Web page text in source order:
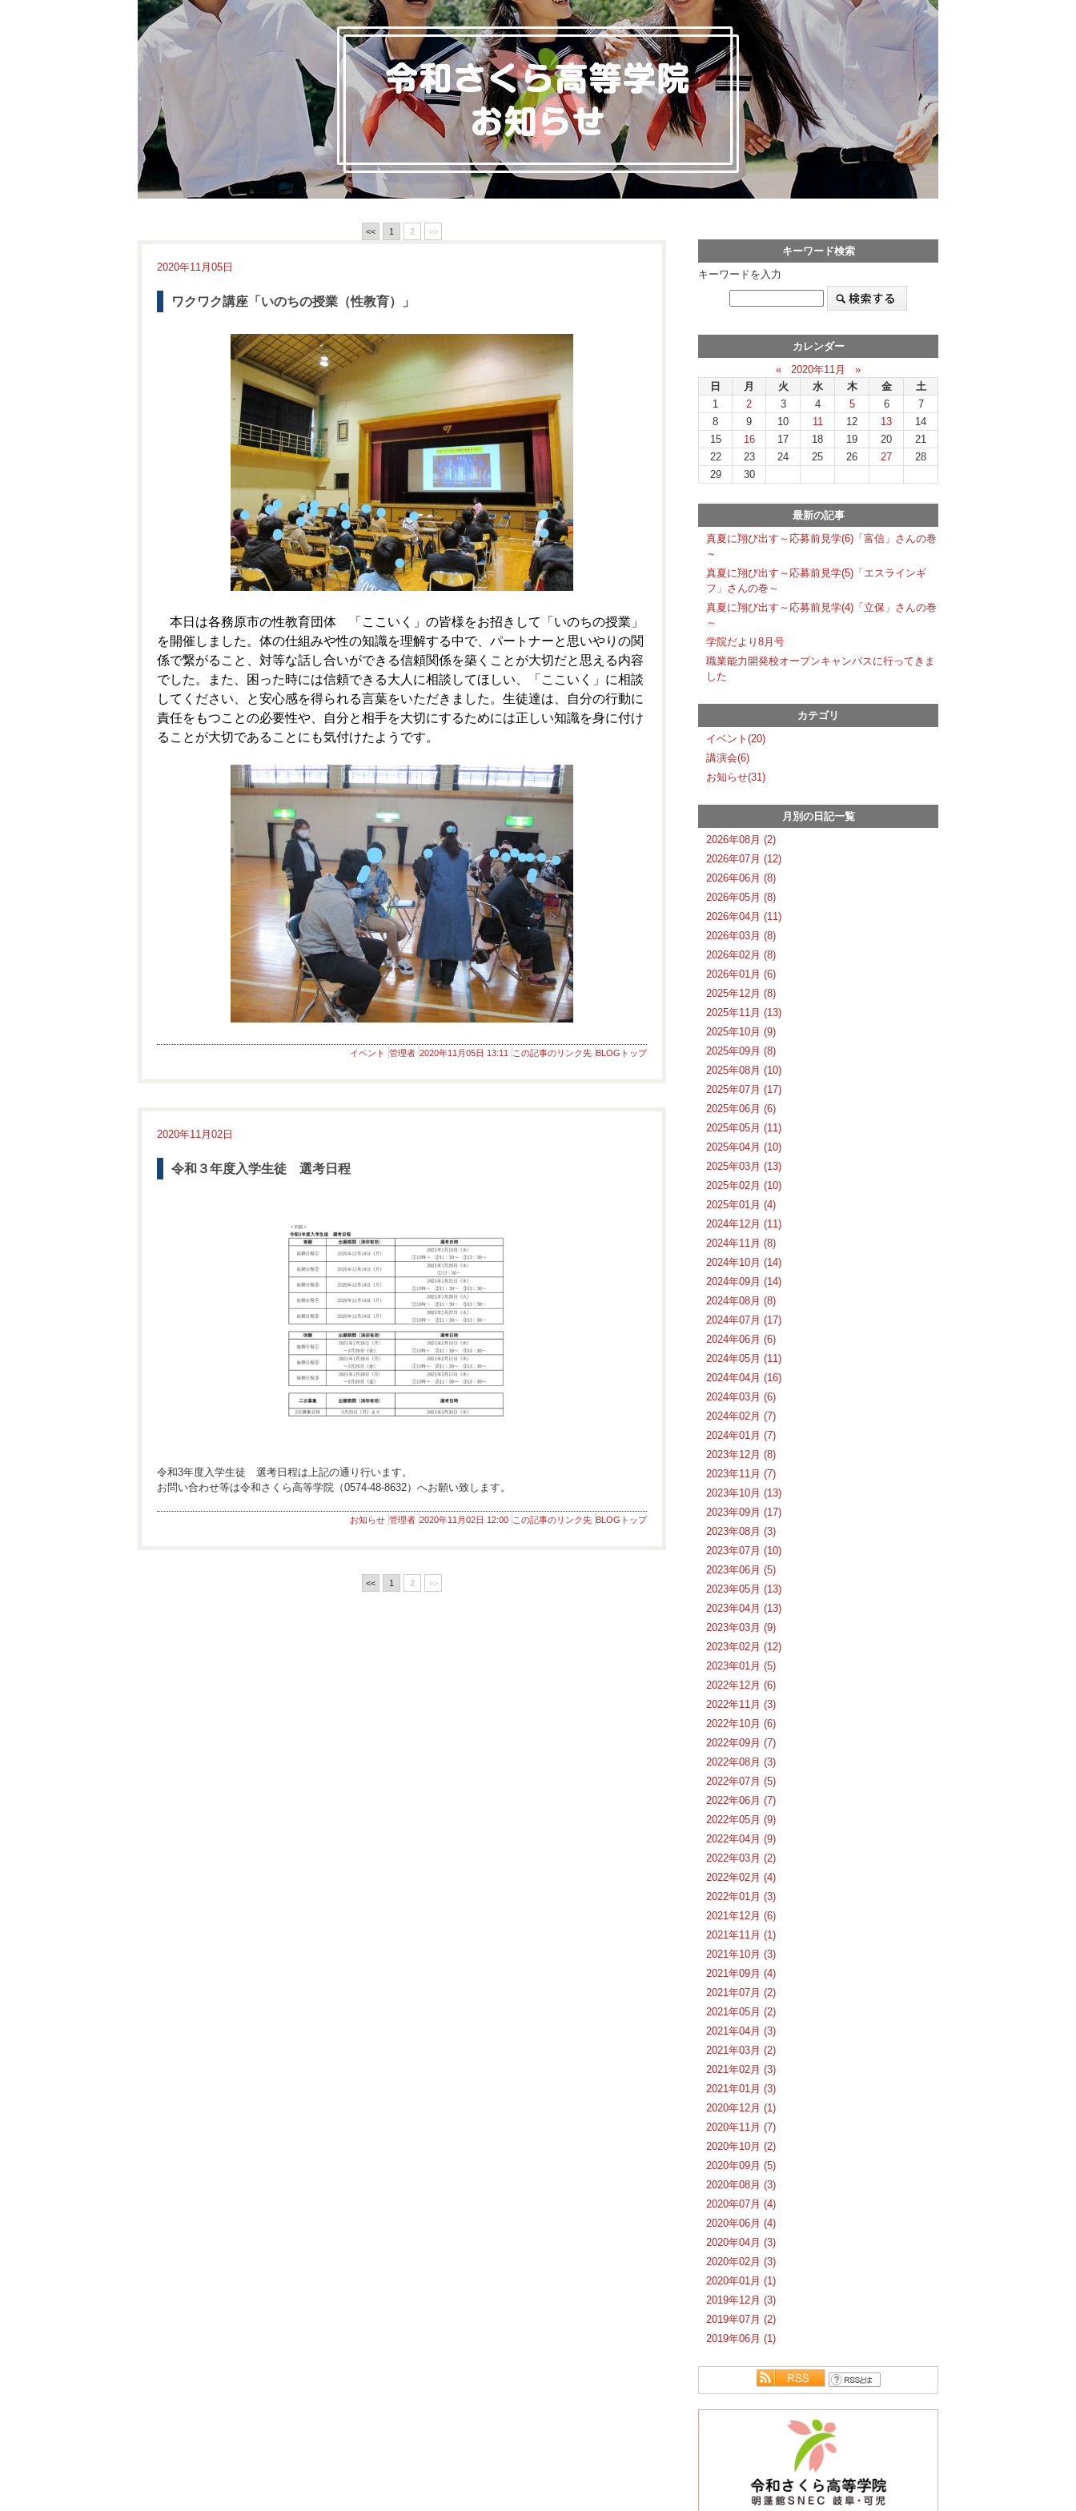
<< 1 2 >>
2020年11月05日
ワクワク講座「いのちの授業（性教育）」
本日は各務原市の性教育団体 「ここいく」の皆様をお招きして「いのちの授業」
を開催しました。 体の仕組みや性の知識を理解する中で、パートナーと思いやりの関
係で繋がること、対等な話し合いができる信頼関係を築くことが大切だと思える内容
でした。また、困った時には信頼できる大人に相談してほしい、「ここいく」に相談
してください、と安心感を得られる言葉をいただきました。生徒達は、自分の行動に
責任をもつことの必要性や、自分と相手を大切にするためには正しい知識を身に付け
ることが大切であることにも気付けたようです。
イベント 管理者 2020年11月05日 13:11 この記事のリンク先 BLOGトップ
2020年11月02日
令和３年度入学生徒 選考日程
令和3年度入学生徒 選考日程は上記の通り行います。
お問い合わせ等は令和さくら高等学院（0574-48-8632）へお願い致します。
お知らせ 管理者 2020年11月02日 12:00 この記事のリンク先 BLOGトップ
<< 1 2 >>
キーワード検索
キーワードを入力
カレンダー
«
2020年11月
»
日
月 火 水 木 金
土
1
2 3 4 5 6
7
8
9 10 11 12 13
14
15
16 17 18 19 20
21
22
23 24 25 26 27
28
29
30
最新の記事
真夏に翔び出す～応募前見学(6)「富信」さんの巻
～
真夏に翔び出す～応募前見学(5)「エスラインギ
フ」さんの巻～
真夏に翔び出す～応募前見学(4)「立保」さんの巻
～
学院だより8月号
職業能力開発校オープンキャンパスに行ってきま
した
カテゴリ
イベント(20)
講演会(6)
お知らせ(31)
月別の日記一覧
2026年08月 (2)
2026年07月 (12)
2026年06月 (8)
2026年05月 (8)
2026年04月 (11)
2026年03月 (8)
2026年02月 (8)
2026年01月 (6)
2025年12月 (8)
2025年11月 (13)
2025年10月 (9)
2025年09月 (8)
2025年08月 (10)
2025年07月 (17)
2025年06月 (6)
2025年05月 (11)
2025年04月 (10)
2025年03月 (13)
2025年02月 (10)
2025年01月 (4)
2024年12月 (11)
2024年11月 (8)
2024年10月 (14)
2024年09月 (14)
2024年08月 (8)
2024年07月 (17)
2024年06月 (6)
2024年05月 (11)
2024年04月 (16)
2024年03月 (6)
2024年02月 (7)
2024年01月 (7)
2023年12月 (8)
2023年11月 (7)
2023年10月 (13)
2023年09月 (17)
2023年08月 (3)
2023年07月 (10)
2023年06月 (5)
2023年05月 (13)
2023年04月 (13)
2023年03月 (9)
2023年02月 (12)
2023年01月 (5)
2022年12月 (6)
2022年11月 (3)
2022年10月 (6)
2022年09月 (7)
2022年08月 (3)
2022年07月 (5)
2022年06月 (7)
2022年05月 (9)
2022年04月 (9)
2022年03月 (2)
2022年02月 (4)
2022年01月 (3)
2021年12月 (6)
2021年11月 (1)
2021年10月 (3)
2021年09月 (4)
2021年07月 (2)
2021年05月 (2)
2021年04月 (3)
2021年03月 (2)
2021年02月 (3)
2021年01月 (3)
2020年12月 (1)
2020年11月 (7)
2020年10月 (2)
2020年09月 (5)
2020年08月 (3)
2020年07月 (4)
2020年06月 (4)
2020年04月 (3)
2020年02月 (3)
2020年01月 (1)
2019年12月 (3)
2019年07月 (2)
2019年06月 (1)